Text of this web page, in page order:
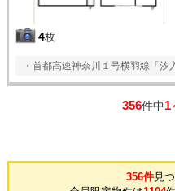
4枚
・首都高速神奈川１号横羽線「汐
356件中1
356件見